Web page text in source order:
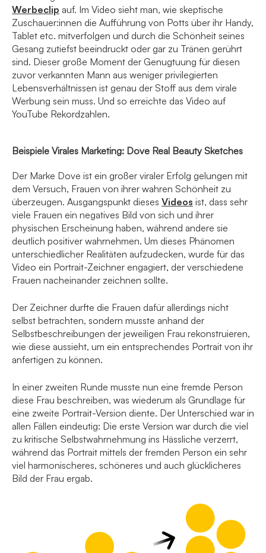
Werbeclip auf. Im Video sieht man, wie skeptische
Zuschauer:innen die Aufführung von Potts über ihr Handy,
Tablet etc. mitverfolgen und durch die Schönheit seines
Gesang zutiefst beeindruckt oder gar zu Tränen gerührt
sind. Dieser große Moment der Genugtuung für diesen
zuvor verkannten Mann aus weniger privilegierten
Lebensverhältnissen ist genau der Stoff aus dem virale
Werbung sein muss. Und so erreichte das Video auf
YouTube Rekordzahlen.
Beispiele Virales Marketing: Dove Real Beauty Sketches
Der Marke Dove ist ein großer viraler Erfolg gelungen mit
dem Versuch, Frauen von ihrer wahren Schönheit zu
überzeugen. Ausgangspunkt dieses Videos ist, dass sehr
viele Frauen ein negatives Bild von sich und ihrer
physischen Erscheinung haben, während andere sie
deutlich positiver wahrnehmen. Um dieses Phänomen
unterschiedlicher Realitäten aufzudecken, wurde für das
Video ein Portrait-Zeichner engagiert, der verschiedene
Frauen nacheinander zeichnen sollte.
Der Zeichner durfte die Frauen dafür allerdings nicht
selbst betrachten, sondern musste anhand der
Selbstbeschreibungen der jeweiligen Frau rekonstruieren,
wie diese aussieht, um ein entsprechendes Portrait von ihr
anfertigen zu können.
In einer zweiten Runde musste nun eine fremde Person
diese Frau beschreiben, was wiederum als Grundlage für
eine zweite Portrait-Version diente. Der Unterschied war in
allen Fällen eindeutig: Die erste Version war durch die viel
zu kritische Selbstwahrnehmung ins Hässliche verzerrt,
während das Portrait mittels der fremden Person ein sehr
viel harmonischeres, schöneres und auch glücklicheres
Bild der Frau ergab.